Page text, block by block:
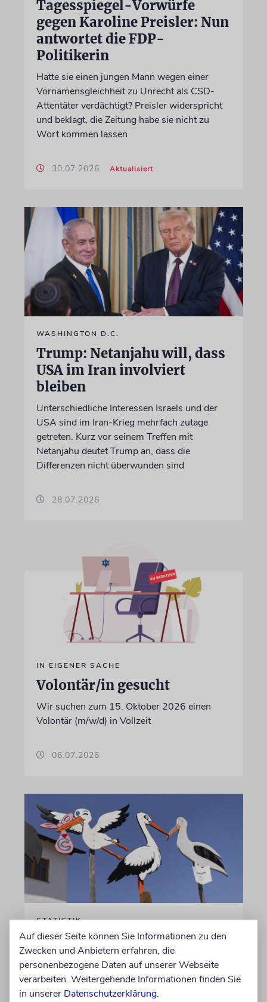
Tagesspiegel-Vorwürfe
gegen Karoline Preisler: Nun
antwortet die FDP-
Politikerin
Hatte sie einen jungen Mann wegen einer
Vornamensgleichheit zu Unrecht als CSD-
Attentäter verdächtigt? Preisler widerspricht
und beklagt, die Zeitung habe sie nicht zu
Wort kommen lassen
30.07.2026 Aktualisiert
WASHINGTON D.C.
Trump: Netanjahu will, dass
USA im Iran involviert
bleiben
Unterschiedliche Interessen Israels und der
USA sind im Iran-Krieg mehrfach zutage
getreten. Kurz vor seinem Treffen mit
Netanjahu deutet Trump an, dass die
Differenzen nicht überwunden sind
28.07.2026
IN EIGENER SACHE
Volontär/in gesucht
Wir suchen zum 15. Oktober 2026 einen
Volontär (m/w/d) in Vollzeit
06.07.2026
STATISTIK
Diese hebräischen
Vornamen in Österreich sind
am beliebtesten
Österreichische Eltern wählen gern Klassiker.
Auf dieser Seite können Sie Informationen zu den
Zwecken und Anbietern erfahren, die
personenbezogene Daten auf unserer Webseite
verarbeiten. Weitergehende Informationen finden Sie
in unserer Datenschutzerklärung.